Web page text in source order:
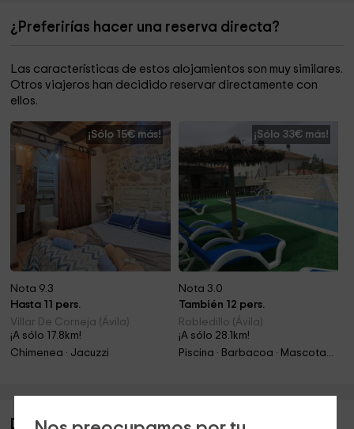
¿Preferirías hacer una reserva directa?
Las características de estos alojamientos son muy similares.
Otros viajeros han decidido reservar directamente con
ellos.
¡Sólo 15€ más!
Nota 9.3
Hasta 11 pers.
Villar De Corneja (Ávila)
¡A sólo 17.8km!
Chimenea · Jacuzzi
¡Sólo 33€ más!
Nota 3.0
También 12 pers.
Robledillo (Ávila)
¡A sólo 28.1km!
Piscina · Barbacoa · Mascotas · Chimenea
Descripción de Las Piñoneras